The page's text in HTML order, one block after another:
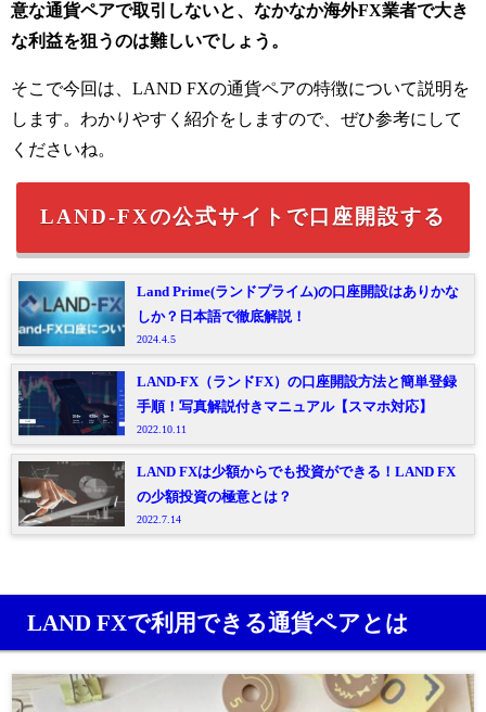
意な通貨ペアで取引しないと、なかなか海外FX業者で大き
な利益を狙うのは難しいでしょう。
そこで今回は、LAND FXの通貨ペアの特徴について説明を
します。わかりやすく紹介をしますので、ぜひ参考にして
くださいね。
LAND-FXの公式サイトで口座開設する
Land Prime(ランドプライム)の口座開設はありかな
しか？日本語で徹底解説！
2024.4.5
LAND-FX（ランドFX）の口座開設方法と簡単登録
手順！写真解説付きマニュアル【スマホ対応】
2022.10.11
LAND FXは少額からでも投資ができる！LAND FX
の少額投資の極意とは？
2022.7.14
LAND FXで利用できる通貨ペアとは